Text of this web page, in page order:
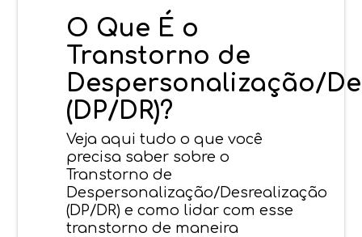
O Que É o
Transtorno de
Despersonalização/
(DP/DR)?
Veja aqui tudo o que você
precisa saber sobre o
Transtorno de
Despersonalização/Desrealização
(DP/DR) e como lidar com esse
transtorno de maneira